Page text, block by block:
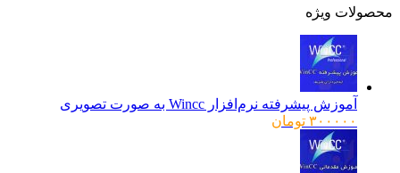
ویژه
آموزش پیشرفته نرم‌افزار Wincc به صورت تصویری
۳۰۰۰۰۰ تومان